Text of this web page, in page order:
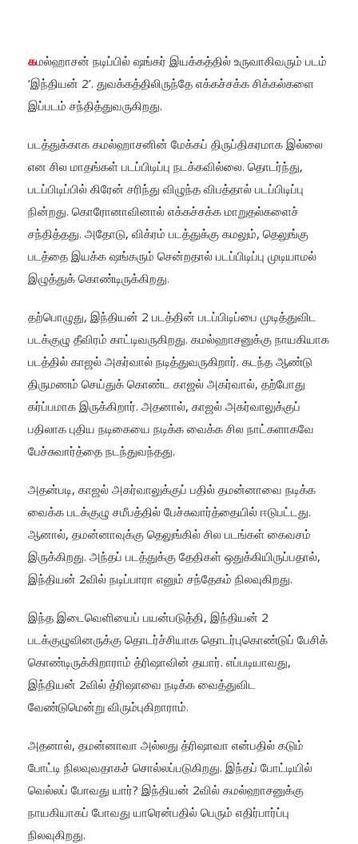
கமல்ஹாசன் நடிப்பில் ஷங்கர் இயக்கத்தில் உருவாகிவரும் படம்
‘இந்தியன் 2’. துவக்கத்திலிருந்தே எக்கச்சக்க சிக்கல்களை
இப்படம் சந்தித்துவருகிறது.
படத்துக்காக கமல்ஹாசனின் மேக்கப் திருப்திகரமாக இல்லை
என சில மாதங்கள் படப்பிடிப்பு நடக்கவில்லை. தொடர்ந்து,
படப்பிடிப்பில் கிரேன் சரிந்து விழுந்த விபத்தால் படப்பிடிப்பு
நின்றது. கொரோனாவினால் எக்கச்சக்க மாறுதல்களைச்
சந்தித்தது. அதோடு, விக்ரம் படத்துக்கு கமலும், தெலுங்கு
படத்தை இயக்க ஷங்கரும் சென்றதால் படப்பிடிப்பு முடியாமல்
இழுத்துக் கொண்டிருக்கிறது.
தற்பொழுது, இந்தியன் 2 படத்தின் படப்பிடிப்பை முடித்துவிட
படக்குழு தீவிரம் காட்டிவருகிறது. கமல்ஹாசனுக்கு நாயகியாக
படத்தில் காஜல் அகர்வால் நடித்துவருகிறார். கடந்த ஆண்டு
திருமணம் செய்துக் கொண்ட காஜல் அகர்வால், தற்போது
கர்ப்பமாக இருக்கிறார். அதனால், காஜல் அகர்வாலுக்குப்
பதிலாக புதிய நடிகையை நடிக்க வைக்க சில நாட்களாகவே
பேச்சுவார்த்தை நடந்துவந்தது.
அதன்படி, காஜல் அகர்வாலுக்குப் பதில் தமன்னாவை நடிக்க
வைக்க படக்குழு சமீபத்தில் பேச்சுவார்த்தையில் ஈடுபட்டது.
ஆனால், தமன்னாவுக்கு தெலுங்கில் சில படங்கள் கைவசம்
இருக்கிறது. அந்தப் படத்துக்கு தேதிகள் ஒதுக்கியிருப்பதால்,
இந்தியன் 2வில் நடிப்பாரா எனும் சந்தேகம் நிலவுகிறது.
இந்த இடைவெளியைப் பயன்படுத்தி, இந்தியன் 2
படக்குழுவினருக்கு தொடர்ச்சியாக தொடர்புகொண்டுப் பேசிக்
கொண்டிருக்கிறாராம் த்ரிஷாவின் தயார். எப்படியாவது,
இந்தியன் 2வில் த்ரிஷாவை நடிக்க வைத்துவிட
வேண்டுமென்று விரும்புகிறாராம்.
அதனால், தமன்னாவா அல்லது த்ரிஷாவா என்பதில் கடும்
போட்டி நிலவுவதாகச் சொல்லப்படுகிறது. இந்தப் போட்டியில்
வெல்லப் போவது யார்? இந்தியன் 2வில் கமல்ஹாசனுக்கு
நாயகியாகப் போவது யாரென்பதில் பெரும் எதிர்பார்ப்பு
நிலவுகிறது.